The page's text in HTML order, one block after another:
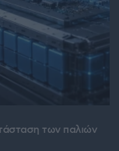
των παλιών